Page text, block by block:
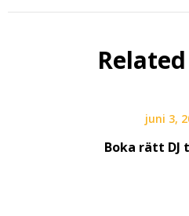
juni 3,
Boka rätt